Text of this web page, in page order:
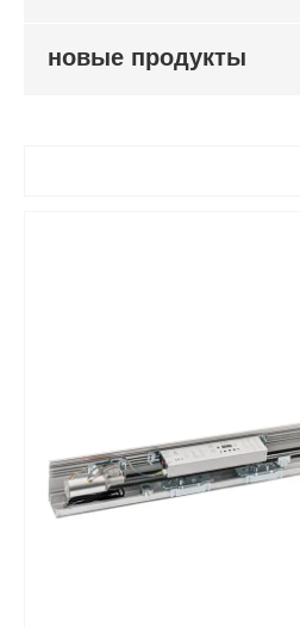
новые продукты